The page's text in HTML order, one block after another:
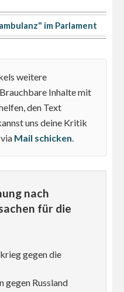
im Parlament
weitere
Inhalte mit
den Text
uns deine Kritik
Mail schicken.
nach
für die
gegen die
gegen Russland